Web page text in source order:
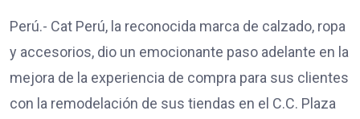
Perú.- Cat Perú, la reconocida marca de calzado, ropa
y accesorios, dio un emocionante paso adelante en la
mejora de la experiencia de compra para sus clientes
con la remodelación de sus tiendas en el C.C. Plaza